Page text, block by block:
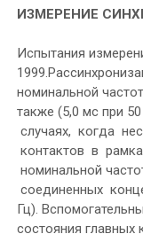
ИЗМЕРЕНИЕ
Испытания
номинальной
также (5,0 мс при
случаях, когда
контактов в
номинальной
соединенных
Гц).
состояния